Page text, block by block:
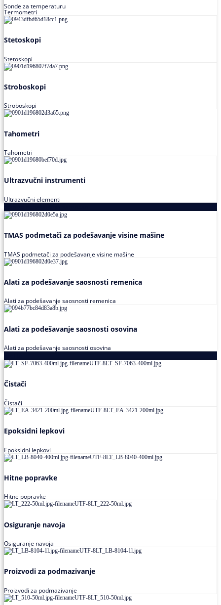
Sonde za temperaturu
Termometri
Stetoskopi
Stetoskopi
Stroboskopi
Stroboskopi
Tahometri
Tahometri
Ultrazvučni instrumenti
Ultrazvučni elementi
TMAS podmetači za podešavanje visine mašine
TMAS podmetači za podešavanje visine mašine
Alati za podešavanje saosnosti remenica
Alati za podešavanje saosnosti remenica
Alati za podešavanje saosnosti osovina
Alati za podešavanje saosnosti osovina
Čistači
Čistači
Epoksidni lepkovi
Epoksidni lepkovi
Hitne popravke
Hitne popravke
Osiguranje navoja
Osiguranje navoja
Proizvodi za podmazivanje
Proizvodi za podmazivanje